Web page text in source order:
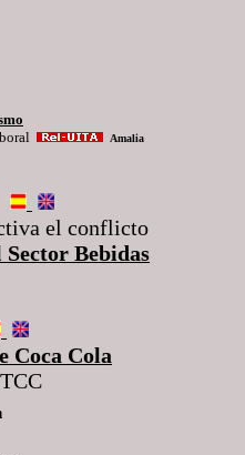
Amalia
el conflicto
Sector Bebidas
Coca Cola